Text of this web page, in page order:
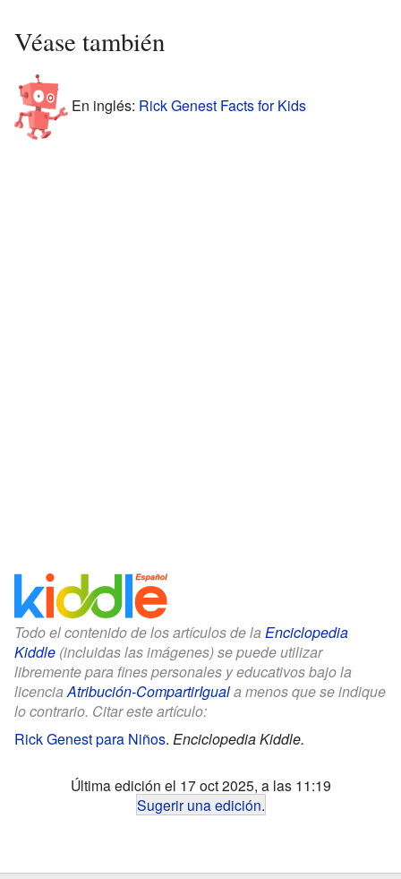
Véase también
En inglés: Rick Genest Facts for Kids
Todo el contenido de los artículos de la Enciclopedia
Kiddle (incluidas las imágenes) se puede utilizar
libremente para fines personales y educativos bajo la
licencia Atribución-CompartirIguala menos que se indique
lo contrario. Citar este artículo:
Rick Genest para Niños. Enciclopedia Kiddle.
Última edición el 17 oct 2025, a las 11:19
Sugerir una edición.